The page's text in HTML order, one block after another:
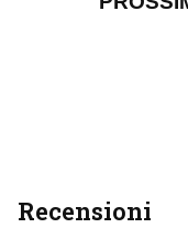
Recensioni